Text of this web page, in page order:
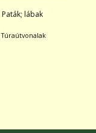
Paták; lábak
Túraútvonalak